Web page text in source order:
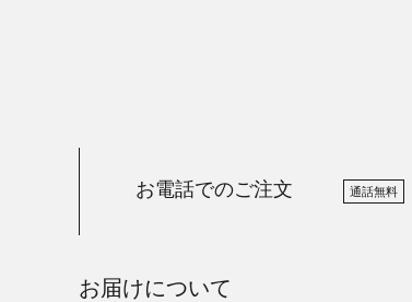
お電話でのご注文 通話無料
お届けについて